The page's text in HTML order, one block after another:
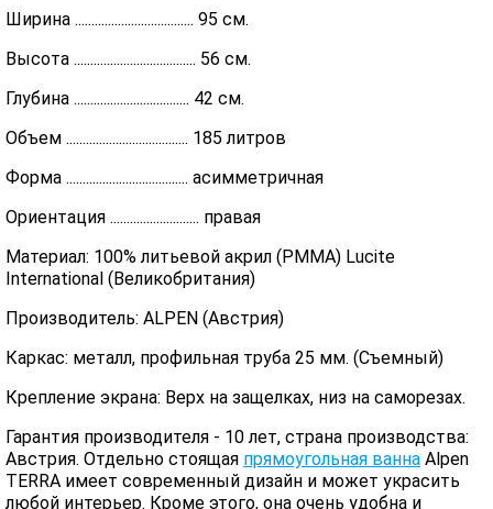
Ширина .................................... 95 см.
Высота ..................................... 56 см.
Глубина ................................... 42 см.
Объем ..................................... 185 литров
Форма ..................................... асимметричная
Ориентация ........................... правая
Материал: 100% литьевой акрил (PMMA) Lucite
International (Великобритания)
Производитель: ALPEN (Австрия)
Каркас: металл, профильная труба 25 мм. (Съемный)
Крепление экрана: Верх на защелках, низ на саморезах.
Гарантия производителя - 10 лет, страна производства:
Австрия. Отдельно стоящая прямоугольная ванна Alpen
TERRA имеет современный дизайн и может украсить
любой интерьер. Кроме этого, она очень удобна и